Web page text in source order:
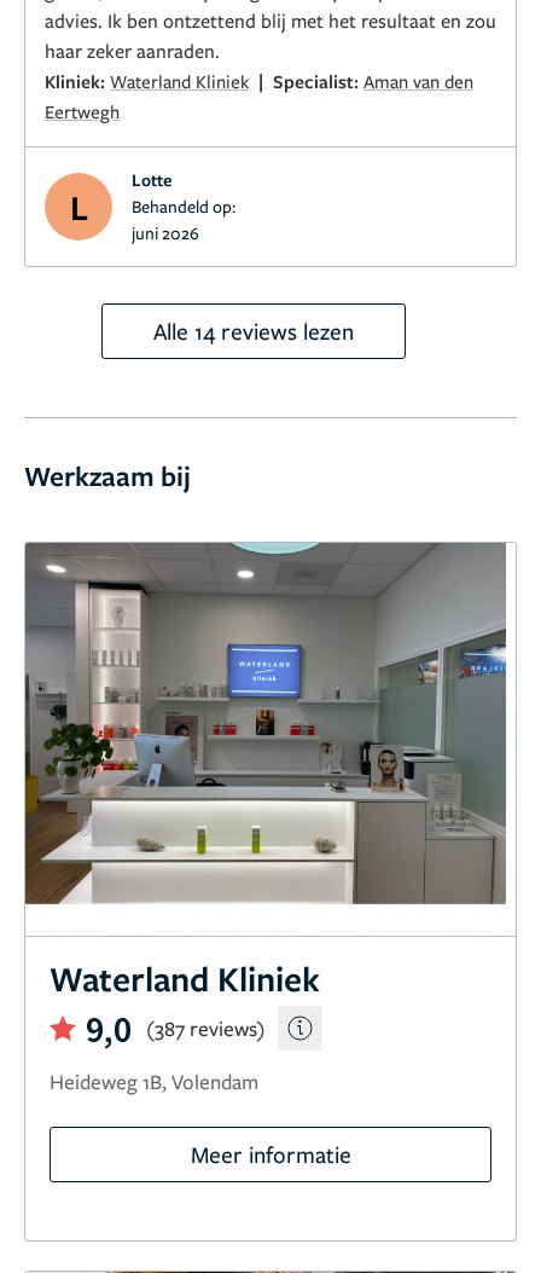
advies. Ik ben ontzettend blij met het resultaat en zou
haar zeker aanraden.
Kliniek: Waterland Kliniek | Specialist: Aman van den
Eertwegh
L
Lotte
Behandeld op:
juni 2026
Alle 14 reviews lezen
Werkzaam bij
Waterland Kliniek
9,0
(387 reviews)
Heideweg 1B, Volendam
Meer informatie